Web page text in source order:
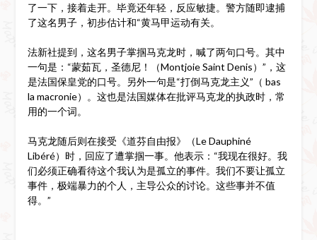
了一下，接着走开。毕竟还年轻，反应敏捷。警方随即逮捕
了这名男子，初步估计和“黄马甲运动有关。
法新社提到，这名男子掌掴马克龙时，喊了两句口号。其中
一句是：“蒙茹瓦，圣德尼！（Montjoie Saint Denis）”，这
是法国保皇党的口号。另外一句是“打倒马克龙主义”（ bas
la macronie）。这也是法国媒体在批评马克龙的执政时，常
用的一个词。
马克龙随后则在接受《道芬自由报》（Le Dauphiné
Libéré）时，回应了遭掌掴一事。他表示：“我现在很好。我
们必须正确看待这个我认为是孤立的事件。我们不要让孤立
事件，极端暴力的个人，主导公众的讨论。这些事并不值
得。”